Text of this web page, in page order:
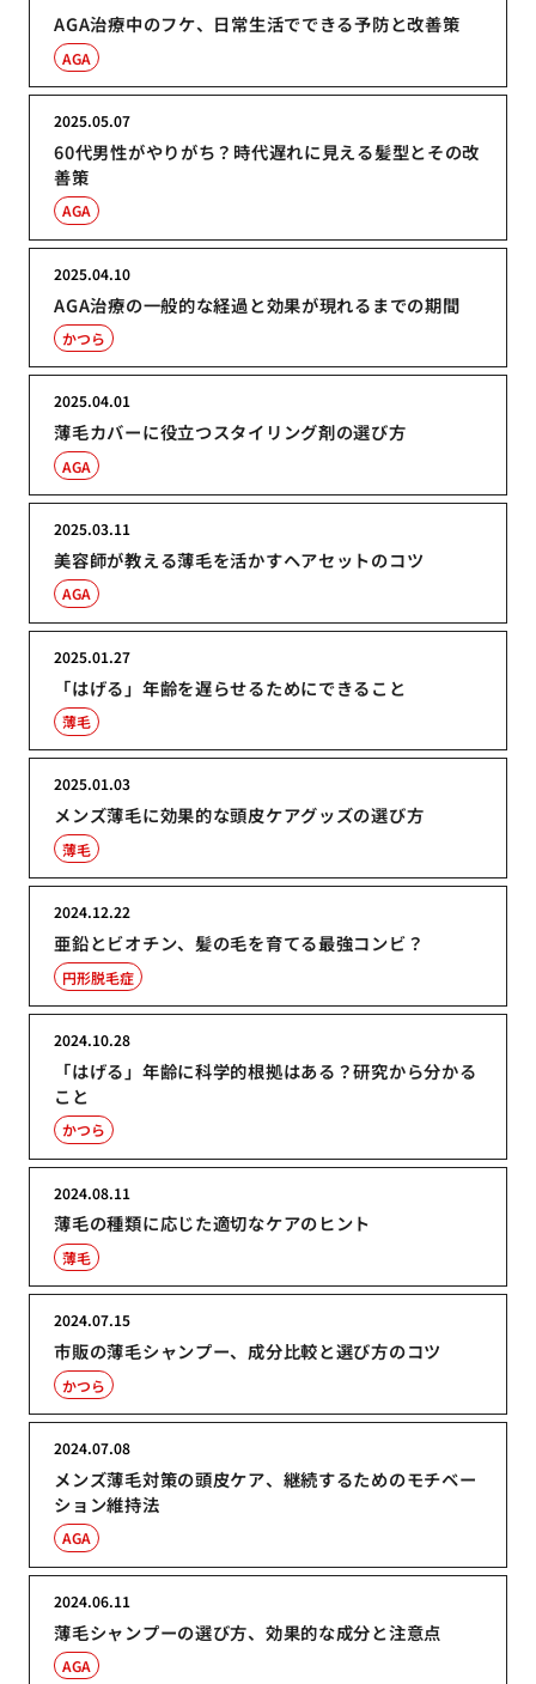
AGA治療中のフケ、日常生活でできる予防と改善策
AGA
60代男性がやりがち？時代遅れに見える髪型とその改
善策
2025.05.07
AGA
AGA治療の一般的な経過と効果が現れるまでの期間
2025.04.10
かつら
薄毛カバーに役立つスタイリング剤の選び方
2025.04.01
AGA
美容師が教える薄毛を活かすヘアセットのコツ
2025.03.11
AGA
「はげる」年齢を遅らせるためにできること
2025.01.27
薄毛
メンズ薄毛に効果的な頭皮ケアグッズの選び方
2025.01.03
薄毛
亜鉛とビオチン、髪の毛を育てる最強コンビ？
2024.12.22
円形脱毛症
「はげる」年齢に科学的根拠はある？研究から分かる
こと
2024.10.28
かつら
薄毛の種類に応じた適切なケアのヒント
2024.08.11
薄毛
市販の薄毛シャンプー、成分比較と選び方のコツ
2024.07.15
かつら
メンズ薄毛対策の頭皮ケア、継続するためのモチベー
ション維持法
2024.07.08
AGA
薄毛シャンプーの選び方、効果的な成分と注意点
2024.06.11
AGA